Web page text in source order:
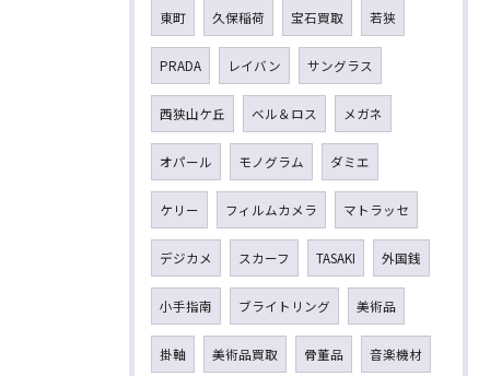
東町 久保稲荷 宝石買取 若狭
PRADA レイバン サングラス
西狭山ケ丘 ベル＆ロス メガネ
オパール モノグラム ダミエ
ケリー フィルムカメラ マトラッセ
デジカメ スカーフ TASAKI 外国銭
小手指南 ブライトリング 美術品
掛軸 美術品買取 骨董品 音楽機材